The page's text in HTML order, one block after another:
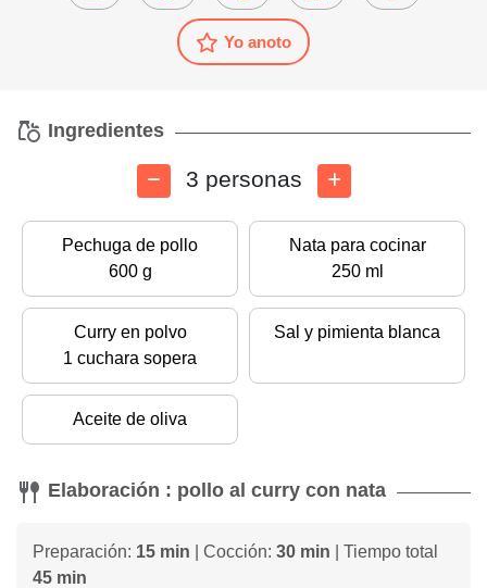
Yo anoto
Ingredientes
3 personas
Pechuga de pollo
600 g
Nata para cocinar
250 ml
Curry en polvo
1 cuchara sopera
Sal y pimienta blanca
Aceite de oliva
Elaboración : pollo al curry con nata
Preparación: 15 min | Cocción: 30 min | Tiempo total
45 min